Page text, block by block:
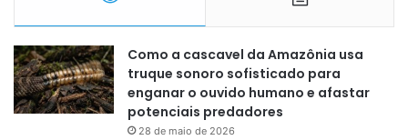
Como a cascavel da Amazônia usa
truque sonoro sofisticado para
enganar o ouvido humano e afastar
potenciais predadores
28 de maio de 2026